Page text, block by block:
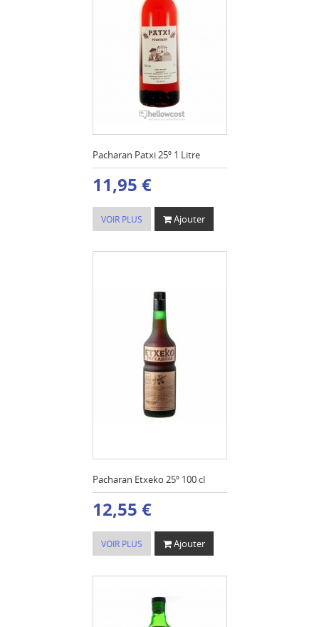
Pacharan Patxi 25º 1 Litre
11,95 €
VOIR PLUS Ajouter
Pacharan Etxeko 25º 100 cl
12,55 €
VOIR PLUS Ajouter